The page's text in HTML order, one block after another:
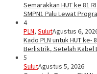
Semarakkan HUT ke 81
SMPN1 Palu Lewat
4
PLN, SulutAgustus 6,
Kado PLN untuk HUT ke-
Berlistrik, Setelah Kabel
5
SulutAgustus 5, 2026